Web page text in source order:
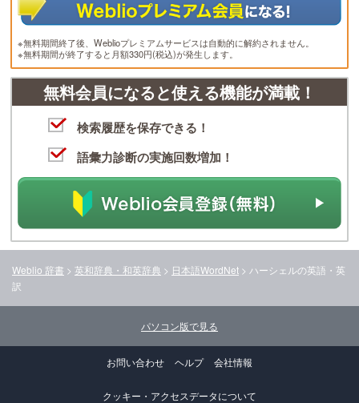
※無料期間終了後、Weblioプレミアムサービスは自動的に解約されません。
※無料期間が終了すると月額330円(税込)が発生します。
無料会員になると使える機能が満載！
検索履歴を保存できる！
語彙力診断の実施回数増加！
Weblio 辞書 > 英和辞典・和英辞典 > 日本語WordNet > ハーシェルの英語・英
訳
パソコン版で見る
お問い合わせ ヘルプ 会社情報
クッキー・アクセスデータについて